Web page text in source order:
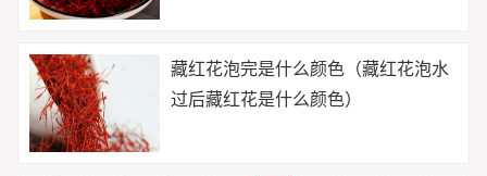
藏红花泡完是什么颜色（藏红花泡水
过后藏红花是什么颜色）